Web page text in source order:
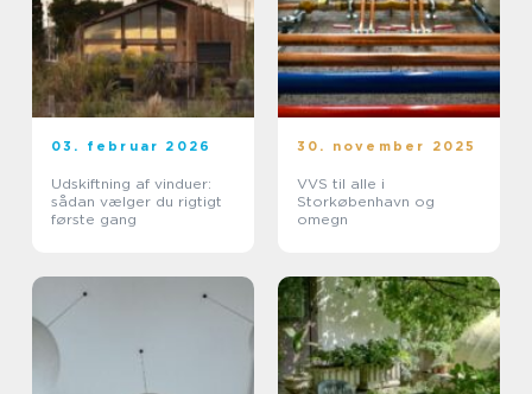
03. februar 2026
Udskiftning af vinduer:
sådan vælger du rigtigt
første gang
30. november 2025
VVS til alle i
Storkøbenhavn og
omegn